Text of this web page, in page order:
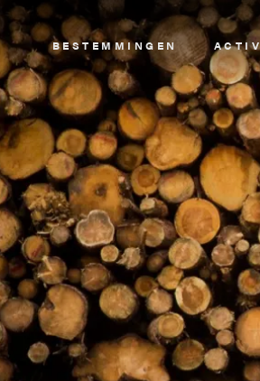
BESTEMMINGEN
Image